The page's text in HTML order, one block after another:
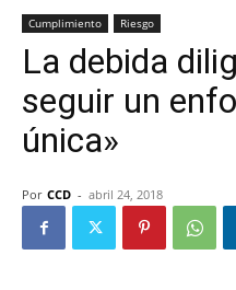
Cumplimiento Riesgo
La debida
seguir un
única»
Por CCD - abril 24, 2018